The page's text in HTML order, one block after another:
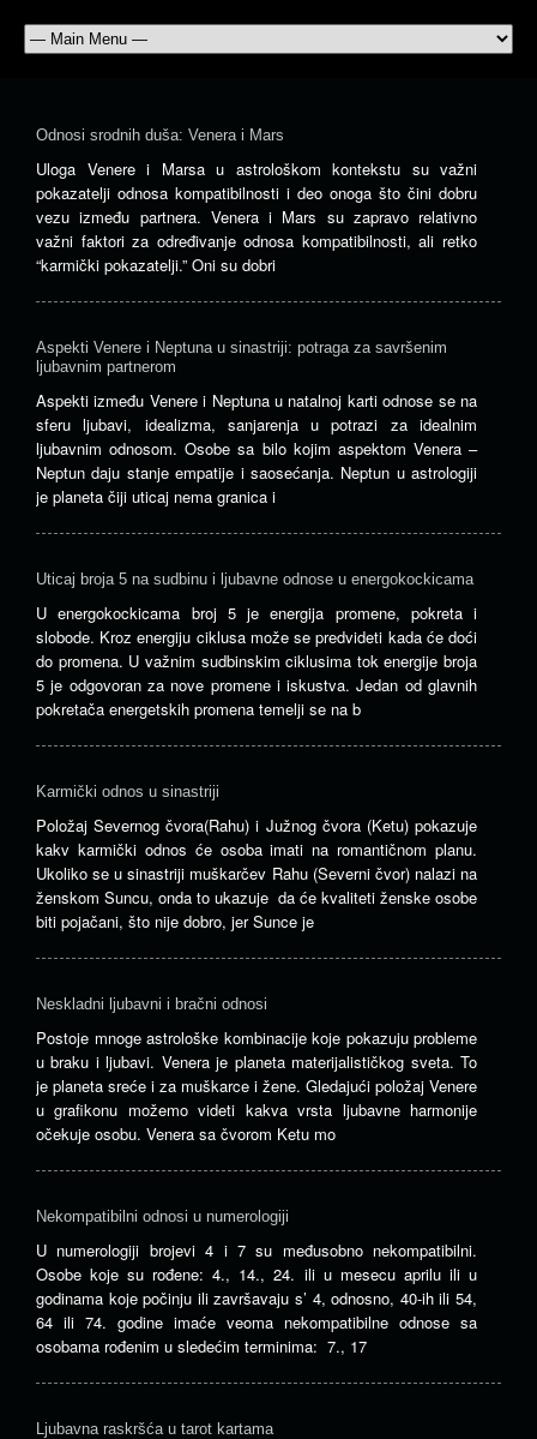
Odnosi srodnih duša: Venera i Mars
Uloga Venere i Marsa u astrološkom kontekstu su važni
pokazatelji odnosa kompatibilnosti i deo onoga što čini dobru
vezu između partnera. Venera i Mars su zapravo relativno
važni faktori za određivanje odnosa kompatibilnosti, ali retko
“karmički pokazatelji.” Oni su dobri
Aspekti Venere i Neptuna u sinastriji: potraga za savršenim
ljubavnim partnerom
Aspekti između Venere i Neptuna u natalnoj karti odnose se na
sferu ljubavi, idealizma, sanjarenja u potrazi za idealnim
ljubavnim odnosom. Osobe sa bilo kojim aspektom Venera –
Neptun daju stanje empatije i saosećanja. Neptun u astrologiji
je planeta čiji uticaj nema granica i
Uticaj broja 5 na sudbinu i ljubavne odnose u energokockicama
U energokockicama broj 5 je energija promene, pokreta i
slobode. Kroz energiju ciklusa može se predvideti kada će doći
do promena. U važnim sudbinskim ciklusima tok energije broja
5 je odgovoran za nove promene i iskustva. Jedan od glavnih
pokretača energetskih promena temelji se na b
Karmički odnos u sinastriji
Položaj Severnog čvora(Rahu) i Južnog čvora (Ketu) pokazuje
kakv karmički odnos će osoba imati na romantičnom planu.
Ukoliko se u sinastriji muškarčev Rahu (Severni čvor) nalazi na
ženskom Suncu, onda to ukazuje da će kvaliteti ženske osobe
biti pojačani, što nije dobro, jer Sunce je
Neskladni ljubavni i bračni odnosi
Postoje mnoge astrološke kombinacije koje pokazuju probleme
u braku i ljubavi. Venera je planeta materijalističkog sveta. To
je planeta sreće i za muškarce i žene. Gledajući položaj Venere
u grafikonu možemo videti kakva vrsta ljubavne harmonije
očekuje osobu. Venera sa čvorom Ketu mo
Nekompatibilni odnosi u numerologiji
U numerologiji brojevi 4 i 7 su međusobno nekompatibilni.
Osobe koje su rođene: 4., 14., 24. ili u mesecu aprilu ili u
godinama koje počinju ili završavaju s’ 4, odnosno, 40-ih ili 54,
64 ili 74. godine imaće veoma nekompatibilne odnose sa
osobama rođenim u sledećim terminima: 7., 17
Ljubavna raskršća u tarot kartama